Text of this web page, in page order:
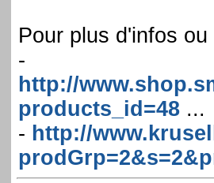
Pour plus d'infos
-
http://
products_id=48...
- http://